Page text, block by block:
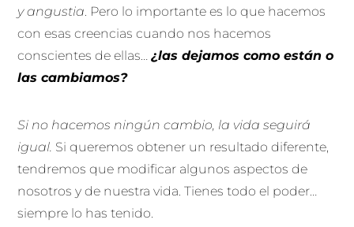
y angustia. Pero lo importante es lo que hacemos
con esas creencias cuando nos hacemos
conscientes de ellas…¿las dejamos como están o
las cambiamos?
Si no hacemos ningún cambio, la vida seguirá
igual. Si queremos obtener un resultado diferente,
tendremos que modificar algunos aspectos de
nosotros y de nuestra vida. Tienes todo el poder…
siempre lo has tenido.